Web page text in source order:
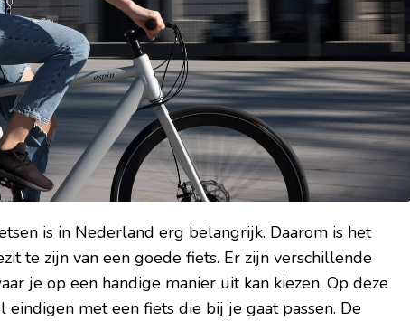
is in Nederland erg belangrijk. Daarom is het
te zijn van een goede fiets. Er zijn verschillende
je op een handige manier uit kan kiezen. Op deze
met een fiets die bij je gaat passen. De